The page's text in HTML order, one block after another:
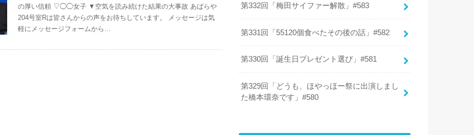
の厚い信頼 ▽◯◯女子 ▼空気を読み続けた結果の大事故 あばらや
204号室Rは皆さんからの声をお待ちしています。 メッセージは気
軽にメッセージフォームから…
第332回「梅田サイファー解散」#583
第331回「55120個食べたその後の話」#582
第330回「誕生日プレゼント選び」#581
第329回「どうも、ほやっほー祭に出演しまし
た橋本環奈です」#580